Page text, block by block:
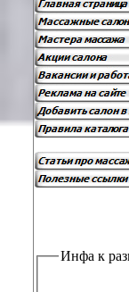
Инфа к